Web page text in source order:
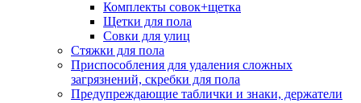
Комплекты совок+щетка
Щетки для пола
Совки для улиц
Стяжки для пола
Приспособления для удаления сложных
загрязнений, скребки для пола
Предупреждающие таблички и знаки, держатели